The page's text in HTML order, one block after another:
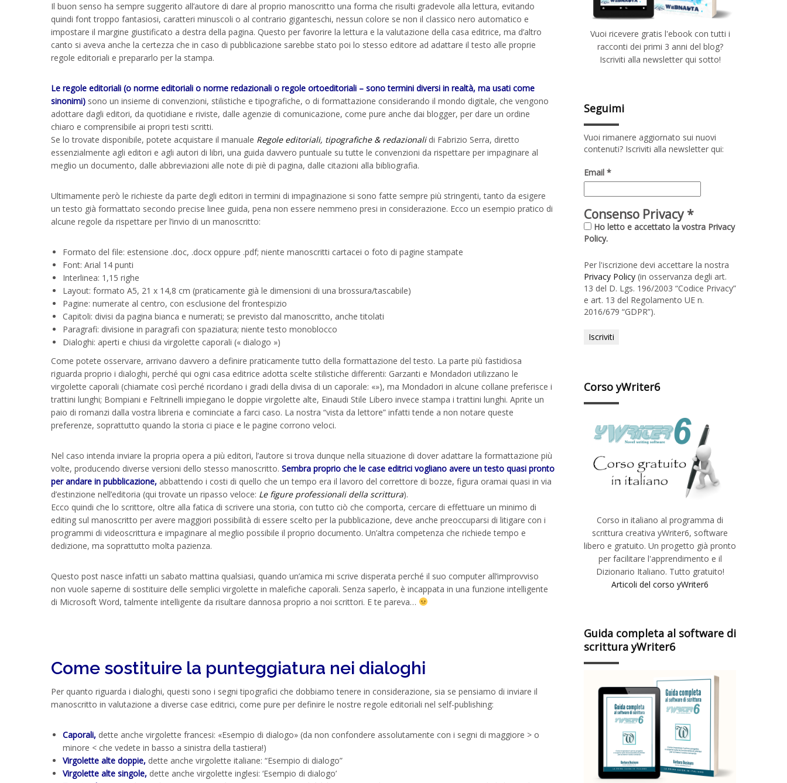
Il buon senso ha sempre suggerito all’autore di dare al proprio manoscritto una forma che risulti gradevole alla lettura, evitando
quindi font troppo fantasiosi, caratteri minuscoli o al contrario giganteschi, nessun colore se non il classico nero automatico e
impostare il margine giustificato a destra della pagina. Questo per favorire la lettura e la valutazione della casa editrice, ma d’altro
canto si aveva anche la certezza che in caso di pubblicazione sarebbe stato poi lo stesso editore ad adattare il testo alle proprie
regole editoriali e prepararlo per la stampa.
Le regole editoriali (o norme editoriali o norme redazionali o regole ortoeditoriali – sono termini diversi in realtà, ma usati come
sinonimi) sono un insieme di convenzioni, stilistiche e tipografiche, o di formattazione considerando il mondo digitale, che vengono
adottare dagli editori, da quotidiane e riviste, dalle agenzie di comunicazione, come pure anche dai blogger, per dare un ordine
chiaro e comprensibile ai propri testi scritti.
Se lo trovate disponibile, potete acquistare il manuale Regole editoriali, tipografiche & redazionalidi Fabrizio Serra, diretto
essenzialmente agli editori e agli autori di libri, una guida davvero puntuale su tutte le convenzioni da rispettare per impaginare al
meglio un documento, dalle abbreviazioni alle note di piè di pagina, dalle citazioni alla bibliografia.
Ultimamente però le richieste da parte degli editori in termini di impaginazione si sono fatte sempre più stringenti, tanto da esigere
un testo già formattato secondo precise linee guida, pena non essere nemmeno presi in considerazione. Ecco un esempio pratico di
alcune regole da rispettare per l’invio di un manoscritto:
Formato del file: estensione .doc, .docx oppure .pdf; niente manoscritti cartacei o foto di pagine stampate
Font: Arial 14 punti
Interlinea: 1,15 righe
Layout: formato A5, 21 x 14,8 cm (praticamente già le dimensioni di una brossura/tascabile)
Pagine: numerate al centro, con esclusione del frontespizio
Capitoli: divisi da pagina bianca e numerati; se previsto dal manoscritto, anche titolati
Paragrafi: divisione in paragrafi con spaziatura; niente testo monoblocco
Dialoghi: aperti e chiusi da virgolette caporali (« dialogo »)
Come potete osservare, arrivano davvero a definire praticamente tutto della formattazione del testo. La parte più fastidiosa
riguarda proprio i dialoghi, perché qui ogni casa editrice adotta scelte stilistiche differenti: Garzanti e Mondadori utilizzano le
virgolette caporali (chiamate così perché ricordano i gradi della divisa di un caporale: «»), ma Mondadori in alcune collane preferisce i
trattini lunghi; Bompiani e Feltrinelli impiegano le doppie virgolette alte, Einaudi Stile Libero invece stampa i trattini lunghi. Aprite un
paio di romanzi dalla vostra libreria e cominciate a farci caso. La nostra “vista da lettore” infatti tende a non notare queste
preferenze, soprattutto quando la storia ci piace e le pagine corrono veloci.
Nel caso intenda inviare la propria opera a più editori, l’autore si trova dunque nella situazione di dover adattare la formattazione più
volte, producendo diverse versioni dello stesso manoscritto. Sembra proprio che le case editrici vogliano avere un testo quasi pronto
per andare in pubblicazione, abbattendo i costi di quello che un tempo era il lavoro del correttore di bozze, figura oramai quasi in via
d’estinzione nell’editoria (qui trovate un ripasso veloce: Le figure professionali della scrittura).
Ecco quindi che lo scrittore, oltre alla fatica di scrivere una storia, con tutto ciò che comporta, cercare di effettuare un minimo di
editing sul manoscritto per avere maggiori possibilità di essere scelto per la pubblicazione, deve anche preoccuparsi di litigare con i
programmi di videoscrittura e impaginare al meglio possibile il proprio documento. Un’altra competenza che richiede tempo e
dedizione, ma soprattutto molta pazienza.
Questo post nasce infatti un sabato mattina qualsiasi, quando un’amica mi scrive disperata perché il suo computer all’improvviso
non vuole saperne di sostituire delle semplici virgolette in malefiche caporali. Senza saperlo, è incappata in una funzione intelligente
di Microsoft Word, talmente intelligente da risultare dannosa proprio a noi scrittori. E te pareva…
Come sostituire la punteggiatura nei dialoghi
Per quanto riguarda i dialoghi, questi sono i segni tipografici che dobbiamo tenere in considerazione, sia se pensiamo di inviare il
manoscritto in valutazione a diverse case editrici, come pure per definire le nostre regole editoriali nel self-publishing:
Caporali, dette anche virgolette francesi: «Esempio di dialogo» (da non confondere assolutamente con i segni di maggiore > o
minore < che vedete in basso a sinistra della tastiera!)
Virgolette alte doppie, dette anche virgolette italiane: “Esempio di dialogo”
Virgolette alte singole, dette anche virgolette inglesi: ‘Esempio di dialogo’
Vuoi ricevere gratis l'ebook con tutti i
racconti dei primi 3 anni del blog?
Iscriviti alla newsletter qui sotto!
Seguimi
Vuoi rimanere aggiornato sui nuovi
contenuti? Iscriviti alla newsletter qui:
Email *
Consenso Privacy*
Ho letto e accettato la vostra Privacy
Policy.
Per l'iscrizione devi accettare la nostra
Privacy Policy (in osservanza degli art.
13 del D. Lgs. 196/2003 “Codice Privacy”
e art. 13 del Regolamento UE n.
2016/679 “GDPR”).
Corso yWriter6
Corso in italiano al programma di
scrittura creativa yWriter6, software
libero e gratuito. Un progetto già pronto
per facilitare l'apprendimento e il
Dizionario Italiano. Tutto gratuito!
Articoli del corso yWriter6
Guida completa al software di
scrittura yWriter6